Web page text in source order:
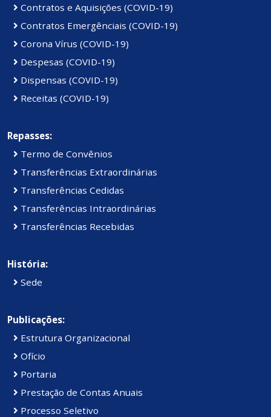
Contratos e Aquisições (COVID-19)
Contratos Emergênciais (COVID-19)
Corona Vírus (COVID-19)
Despesas (COVID-19)
Dispensas (COVID-19)
Receitas (COVID-19)
Repasses:
Termo de Convênios
Transferências Extraordinárias
Transferências Cedidas
Transferências Intraordinárias
Transferências Recebidas
História:
Sede
Publicações:
Estrutura Organizacional
Ofício
Portaria
Prestação de Contas Anuais
Processo Seletivo